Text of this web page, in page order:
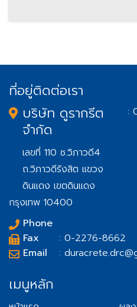
ที่อยู่ติดต่อเรา
บริษัท ดูรากรีต
จำกัด
เลขที่ 110 ซ.วิภาวดี4
ถ.วิภาวดีรังสิต แขวง
ดินแดง เขตดินแดง
กรุงเทพ 10400
Phone
:
Fax
: 0-2276-8662
Email
:
เมนูหลัก